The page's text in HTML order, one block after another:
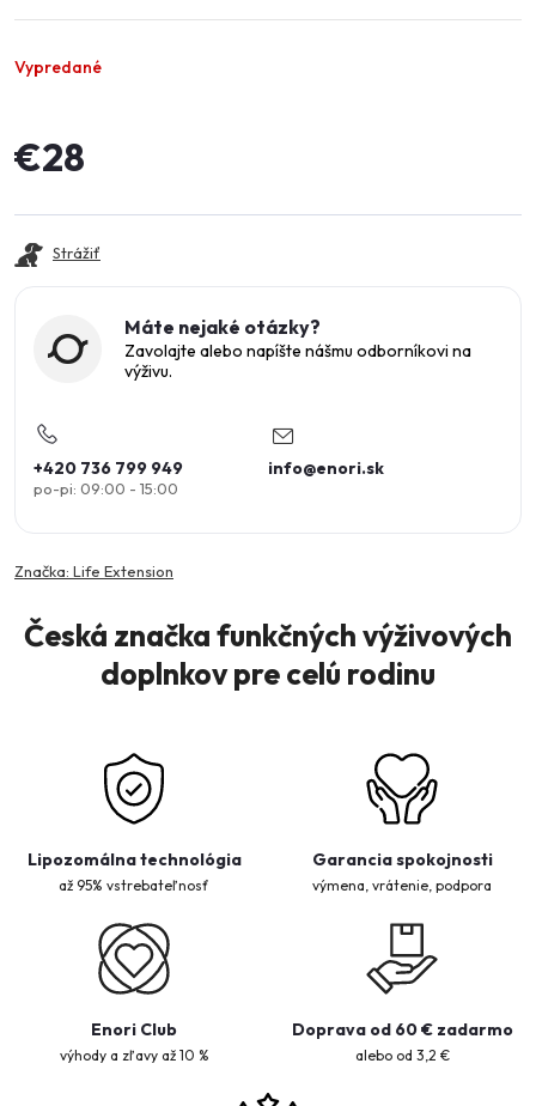
Vypredané
€28
cena:
Strážiť
Máte nejaké otázky?
Zavolajte alebo napíšte nášmu odborníkovi na
výživu.
info@enori.sk
+420 736 799 949
Značka: Life Extension
Česká značka funkčných výživových
doplnkov pre celú rodinu
Lipozomálna technológia
až 95% vstrebateľnosť
Garancia spokojnosti
výmena, vrátenie, podpora
Enori Club
výhody a zľavy až 10 %
Doprava od 60 € zadarmo
alebo od 3,2 €